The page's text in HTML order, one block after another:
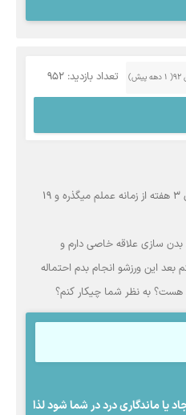
تعداد بازدید: 952
من واریکوسل گرید 3 داشتم و الان 3 هفته از زمانه عملم میگذره و 19
سازی علاقه خاصی دارم و
این ورزشو انجام بدم احتماله
هست؟ به نظر شما چیکار کنم؟
یا ماندگاری درد در شما شود لذا